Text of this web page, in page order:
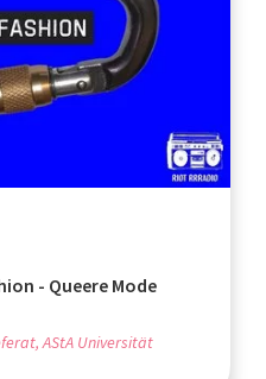
- Queere Mode
AStA Universität